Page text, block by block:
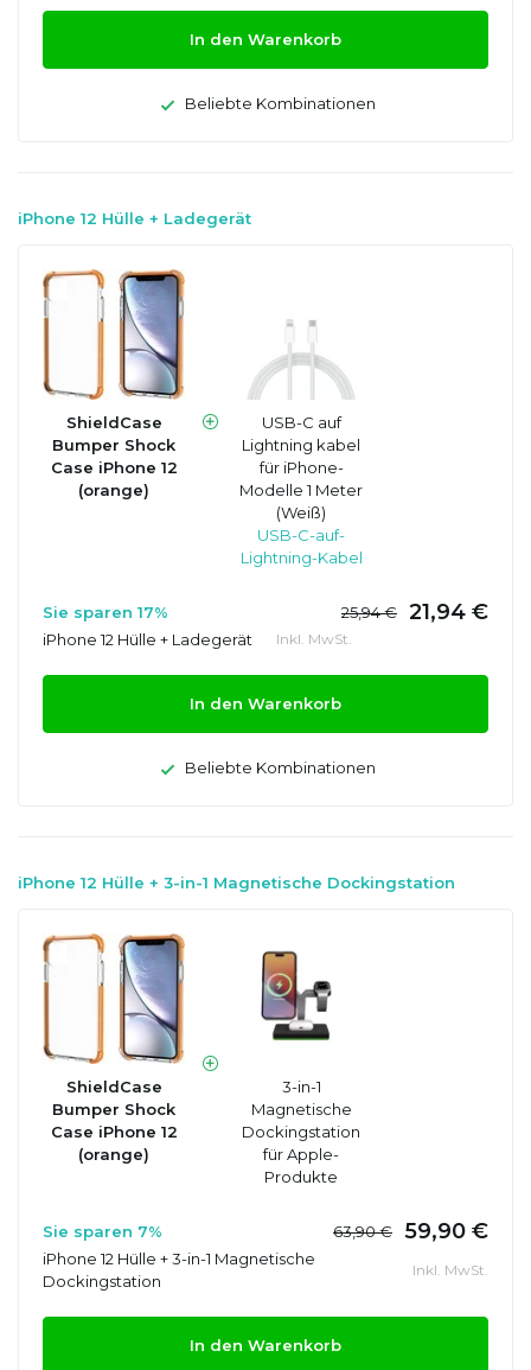
In den Warenkorb
Beliebte Kombinationen
iPhone 12 Hülle + Ladegerät
ShieldCase
Bumper Shock
Case iPhone 12
(orange)
USB-C auf
Lightning kabel
für iPhone-
Modelle 1 Meter
(Weiß)
USB-C-auf-
Lightning-Kabel
Sie sparen 17% 25,94 € 21,94 €
iPhone 12 Hülle + Ladegerät Inkl. MwSt.
In den Warenkorb
Beliebte Kombinationen
iPhone 12 Hülle + 3-in-1 Magnetische Dockingstation
ShieldCase
Bumper Shock
Case iPhone 12
(orange)
3-in-1
Magnetische
Dockingstation
für Apple-
Produkte
Sie sparen 7% 63,90 € 59,90 €
iPhone 12 Hülle + 3-in-1 Magnetische
Dockingstation
Inkl. MwSt.
In den Warenkorb